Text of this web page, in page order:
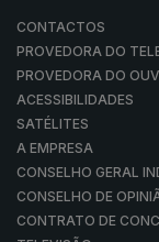
CONTACTOS
PROVEDORA DO
PROVEDORA DO
ACESSIBILIDADES
SATÉLITES
A EMPRESA
CONSELHO GERAL
CONSELHO DE
CONTRATO DE